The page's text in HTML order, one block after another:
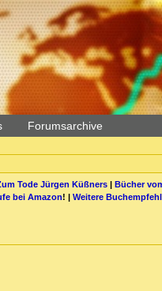
Forumsarchive
Tode Jürgen Küßners| Bücher
bei Amazon! | Weitere